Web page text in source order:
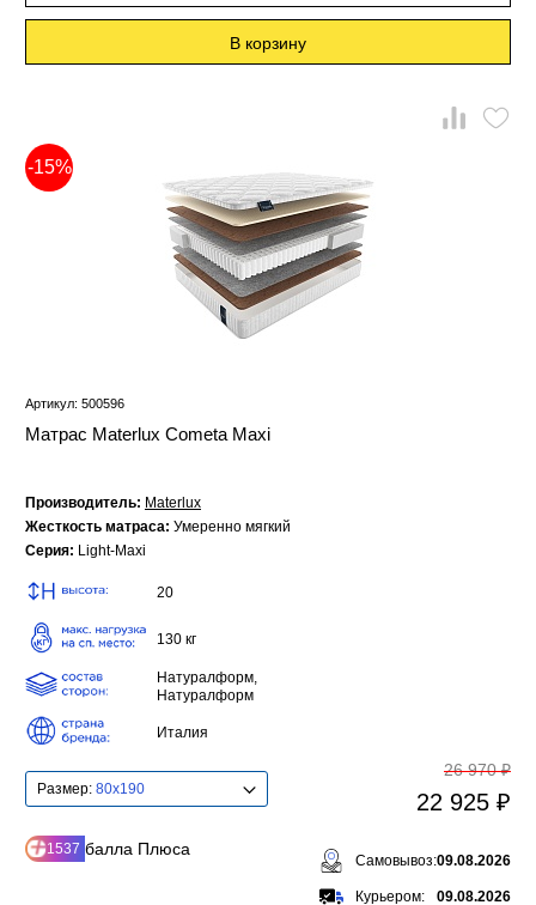
В корзину
-15%
Артикул: 500596
Матрас Materlux Cometa Maxi
Производитель: Materlux
Жесткость матраса: Умеренно мягкий
Серия: Light-Maxi
20
130 кг
Натуралформ,
Натуралформ
Италия
Размер: 80x190
1537 балла Плюса
26 970 ₽
22 925 ₽
Самовывоз:09.08.2026
Курьером: 09.08.2026